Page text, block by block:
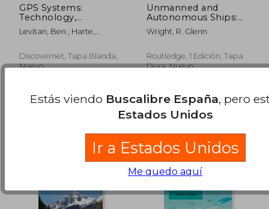
GPS Systems:
Technology,
Operation, and
Applications (en
Levitan, Ben ; Harte,
Discovernet, Tapa Blanda,
Nuevo
Unmanned and
Autonomous Ships:
An Overview of Mass
(en Inglés)
Wright, R. Glenn
Routledge, 1 Edición, Tapa
Dura, Nuevo
Estás viendo Buscalibre España, pero
Estados Unidos
Ir a Estados Unidos
Me quedo aquí